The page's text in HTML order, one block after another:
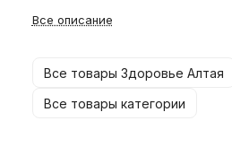
Все описание
Все товары Здоровье Алтая
Все товары категории